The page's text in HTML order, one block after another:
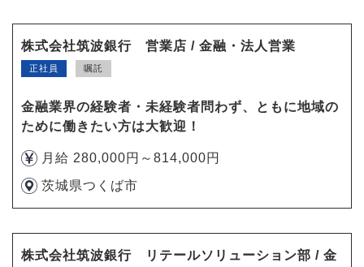
株式会社筑波銀行 営業店 / 金融・法人営業
正社員 嘱託
金融業界の経験者・未経験者問わず、ともに地域の
ために働きたい方は大歓迎！
月給 280,000円～814,000円
茨城県つくば市
株式会社筑波銀行 リテールソリューション部 / 金